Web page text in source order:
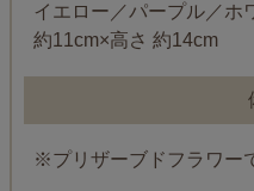
イエロー／パープル／ホ
約11cm×高さ 約14cm
※プリザーブドフラワー